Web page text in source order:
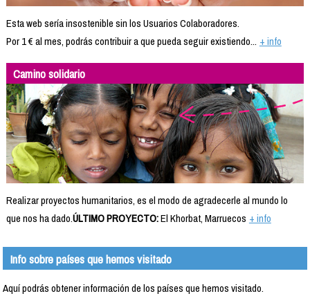
Esta web sería insostenible sin los Usuarios Colaboradores.
Por 1 € al mes, podrás contribuir a que pueda seguir existiendo... + info
Camino solidario
Realizar proyectos humanitarios, es el modo de agradecerle al mundo lo
que nos ha dado.ÚLTIMO PROYECTO:El Khorbat, Marruecos + info
Info sobre países que hemos visitado
Aquí podrás obtener información de los países que hemos visitado.